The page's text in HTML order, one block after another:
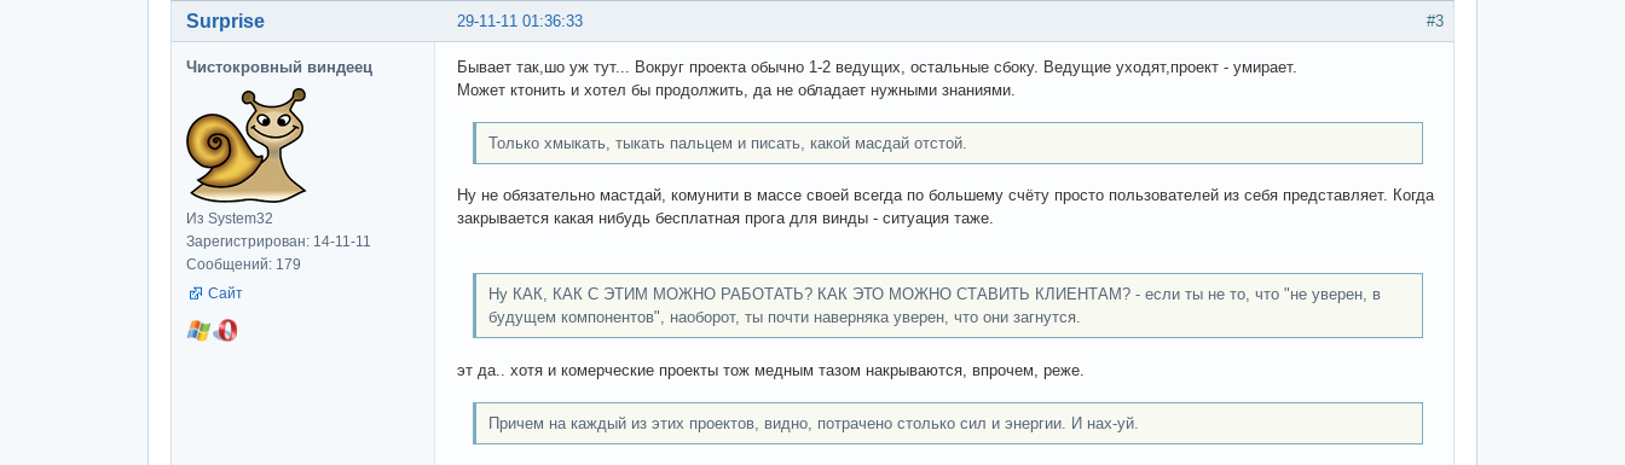
#3
29-11-11 01:36:33
Surprise
Чистокровный виндеец
Из System32
Зарегистрирован: 14-11-11
Сообщений: 179
Сайт
Бывает так,шо уж тут... Вокруг проекта обычно 1-2 ведущих, остальные сбоку. Ведущие уходят,проект - умирает.
Может ктонить и хотел бы продолжить, да не обладает нужными знаниями.
Только хмыкать, тыкать пальцем и писать, какой масдай отстой.
Ну не обязательно мастдай, комунити в массе своей всегда по большему счёту просто пользователей из себя представляет. Когда
закрывается какая нибудь бесплатная прога для винды - ситуация таже.
Ну КАК, КАК С ЭТИМ МОЖНО РАБОТАТЬ? КАК ЭТО МОЖНО СТАВИТЬ КЛИЕНТАМ? - если ты не то, что "не уверен, в
будущем компонентов", наоборот, ты почти наверняка уверен, что они загнутся.
эт да.. хотя и комерческие проекты тож медным тазом накрываются, впрочем, реже.
Причем на каждый из этих проектов, видно, потрачено столько сил и энергии. И нах-уй.